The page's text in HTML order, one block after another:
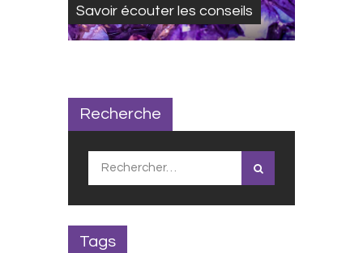
Savoir écouter les conseils
Recherche
Rechercher :
Tags